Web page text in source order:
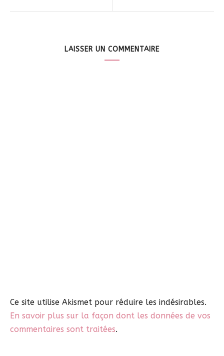
LAISSER UN COMMENTAIRE
Ce site utilise Akismet pour réduire les indésirables.
En savoir plus sur la façon dont les données de vos
commentaires sont traitées.